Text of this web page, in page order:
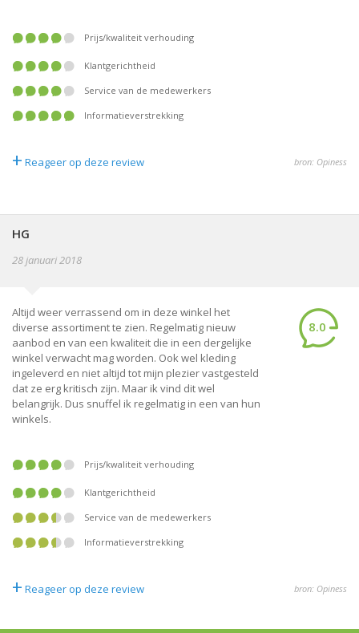
prijs/kwaliteit verhouding
klantgerichtheid
service van de medewerkers
informatieverstrekking
+ Reageer op deze review bron: Opiness
HG
28 januari 2018
Altijd weer verrassend om in deze winkel het
diverse assortiment te zien. Regelmatig nieuw
aanbod en van een kwaliteit die in een dergelijke
winkel verwacht mag worden. Ook wel kleding
ingeleverd en niet altijd tot mijn plezier vastgesteld
dat ze erg kritisch zijn. Maar ik vind dit wel
belangrijk. Dus snuffel ik regelmatig in een van hun
winkels.
8.0
prijs/kwaliteit verhouding
klantgerichtheid
service van de medewerkers
informatieverstrekking
+ Reageer op deze review bron: Opiness